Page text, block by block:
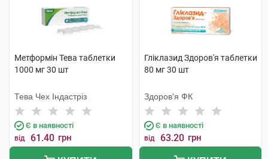
Метформін Тева таблетки
1000 мг 30 шт
Тева Чех Індастріз
Є в наявності
від 61.40 грн
Гліклазид Здоров'я таблетки
80 мг 30 шт
Здоров'я ФК
Є в наявності
від 63.20 грн